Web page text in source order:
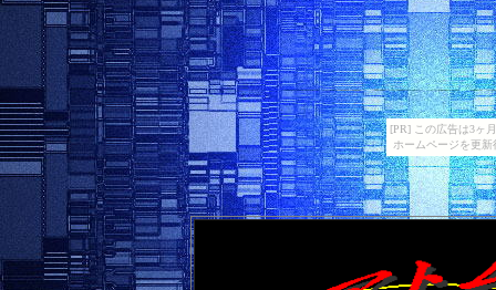
[PR] この広告は3ヶ
ホームページを更